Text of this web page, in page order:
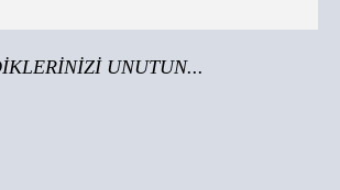
UNUTUN...